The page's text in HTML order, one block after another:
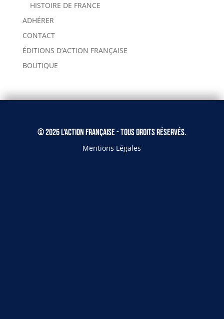
HISTOIRE DE FRANCE
ADHÉRER
CONTACT
ÉDITIONS D’ACTION FRANÇAISE
BOUTIQUE
© 2026 L'Action Française - Tous droits réservés.
Mentions Légales